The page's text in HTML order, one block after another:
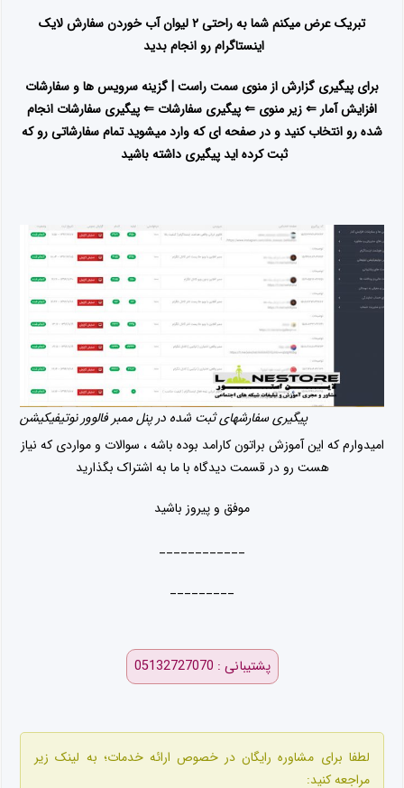
تبریک عرض میکنم شما به راحتی ۲ لیوان آب خوردن سفارش لایک
اینستاگرام رو انجام بدید
برای پیگیری گزارش از منوی سمت راست | گزینه سرویس ها و سفارشات
افزایش آمار ⇐ زیر منوی ⇐ پیگیری سفارشات ⇐ پیگیری سفارشات انجام
شده رو انتخاب کنید و در صفحه ای که وارد میشوید تمام سفارشاتی رو که
ثبت کرده اید پیگیری داشته باشید
پیگیری سفارشهای ثبت شده در پنل ممبر فالوور نوتیفیکیشن
امیدوارم که این آموزش براتون کارامد بوده باشه ، سوالات و مواردی که نیاز
هست رو در قسمت دیدگاه با ما به اشتراک بگذارید
موفق و پیروز باشید
____________
_________
پشتیبانی : 05132727070
لطفا برای مشاوره رایگان در خصوص ارائه خدمات؛ به لینک زیر
مراجعه کنید: